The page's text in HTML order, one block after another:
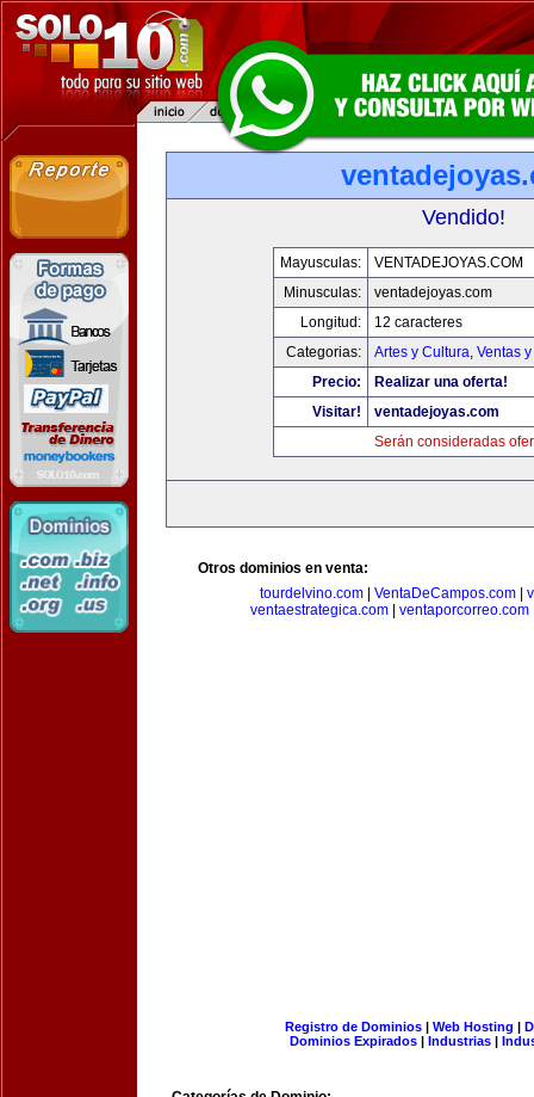
Vendido!
Mayusculas:
VENTADEJOYAS.COM
Minusculas:
ventadejoyas.com
Longitud:
12 caracteres
Categorias:
Artes y Cultura, Ventas
Precio:
Realizar una oferta!
Visitar!
ventadejoyas.com
Serán consideradas
Otros dominios en venta:
tourdelvino.com| VentaDeCampos.com|
ventaestrategica.com| ventaporcorreo.com
Registro de Dominios| Web Hosting |
Dominios Expirados | Industrias |